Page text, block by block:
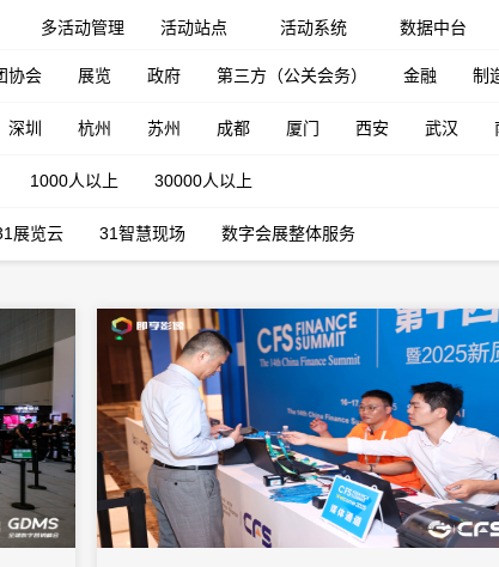
多活动管理 活动站点 活动系统 数据中台
协会 展览 政府 第三方（公关会务） 金融 制
深圳 杭州 苏州 成都 厦门 西安 武汉
1000人以上 30000人以上
展览云 31智慧现场 数字会展整体服务